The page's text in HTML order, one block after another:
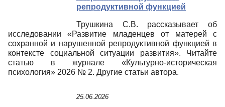
репродуктивной функцией
Трушкина С.В. рассказывает об
исследовании «Развитие младенцев от матерей с
сохранной и нарушенной репродуктивной функцией в
контексте социальной ситуации развития». Читайте
статью в журнале «Культурно-историческая
психология» 2026 № 2. Другие статьи автора.
25.06.2026